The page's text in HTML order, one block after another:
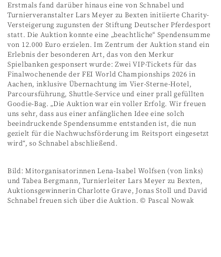
Erstmals fand darüber hinaus eine von Schnabel und
Turnierveranstalter Lars Meyer zu Bexten initiierte Charity-
Versteigerung zugunsten der Stiftung Deutscher Pferdesport
statt. Die Auktion konnte eine „beachtliche“ Spendensumme
von 12.000 Euro erzielen. Im Zentrum der Auktion stand ein
Erlebnis der besonderen Art, das von den Merkur
Spielbanken gesponsert wurde: Zwei VIP-Tickets für das
Finalwochenende der FEI World Championships 2026 in
Aachen, inklusive Übernachtung im Vier-Sterne-Hotel,
Parcoursführung, Shuttle-Service und einer prall gefüllten
Goodie-Bag. „Die Auktion war ein voller Erfolg. Wir freuen
uns sehr, dass aus einer anfänglichen Idee eine solch
beeindruckende Spendensumme entstanden ist, die nun
gezielt für die Nachwuchsförderung im Reitsport eingesetzt
wird“, so Schnabel abschließend.
Bild: Mitorganisatorinnen Lena-Isabel Wolfsen (von links)
und Tabea Bergmann, Turnierleiter Lars Meyer zu Bexten,
Auktionsgewinnerin Charlotte Grave, Jonas Stoll und David
Schnabel freuen sich über die Auktion. © Pascal Nowak